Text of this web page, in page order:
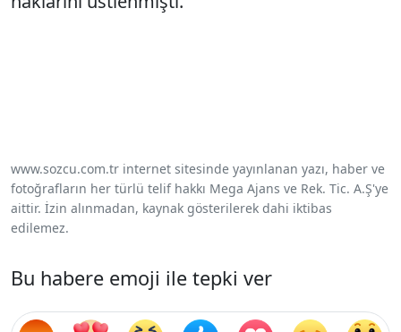
www.sozcu.com.tr internet sitesinde yayınlanan yazı, haber ve
fotoğrafların her türlü telif hakkı Mega Ajans ve Rek. Tic. A.Ş'ye
aittir. İzin alınmadan, kaynak gösterilerek dahi iktibas
edilemez.
Bu habere emoji ile tepki ver